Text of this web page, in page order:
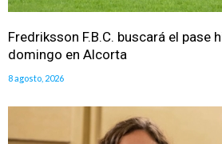
Fredriksson F.B.C. buscará el pase
domingo en Alcorta
8 agosto, 2026